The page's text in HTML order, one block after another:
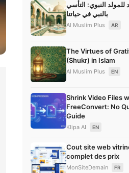
للمولد النبوي: التأسي
بالنبي في حياتنا
Al Muslim Plus AR
The Virtues of
(Shukr) in Islam
Al Muslim Plus EN
Shrink Video Files
FreeConvert: No
Guide
Klipa AI EN
Cout site web
complet des prix
MonSiteDemain FR